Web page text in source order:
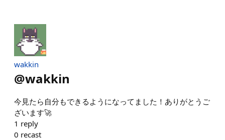
wakkin
@wakkin
今見たら自分もできるようになってました！ありがとうご
ざいます🚀
1 reply
0 recast